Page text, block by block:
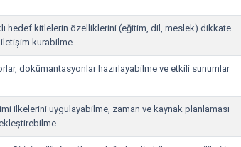
hedef kitlelerin özelliklerini (eğitim, dil, meslek) dikkate
iletişim kurabilme.
dokümantasyonlar hazırlayabilme ve etkili sunumlar
ilkelerini uygulayabilme, zaman ve kaynak planlaması